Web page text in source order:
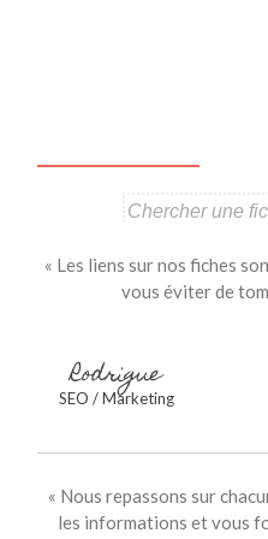
« Les liens sur nos fiches
vous éviter de
Rodrigue
SEO / Marketing
« Nous repassons sur
les informations et vous